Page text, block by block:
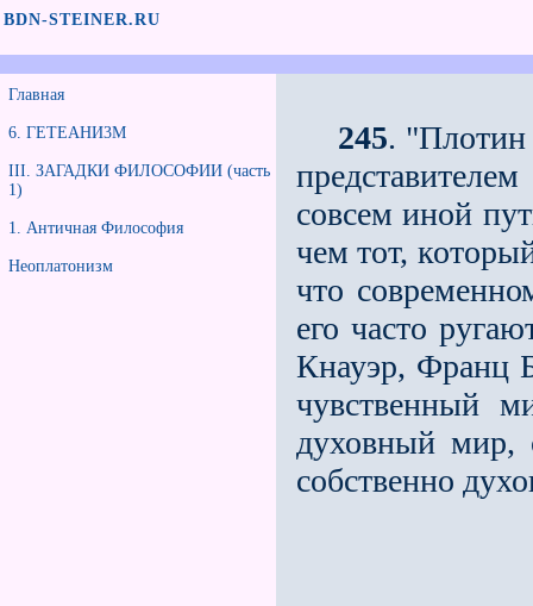
BDN-STEINER.RU
Главная
6. ГЕТЕАНИ3М
III. ЗАГАДКИ ФИЛОСОФИИ (часть
1)
1. Античная Философия
Неоплатонизм
245. "Плотин
совсем иной
чем тот,
что
его часто
Кнауэр, Франц
чувственный
духовный мир,
собственно